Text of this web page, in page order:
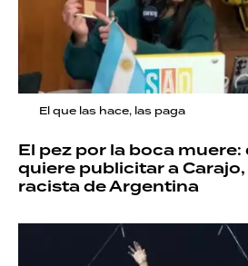
El que las hace, las paga
El pez por la boca
quiere publicitar a
racista de Argentina